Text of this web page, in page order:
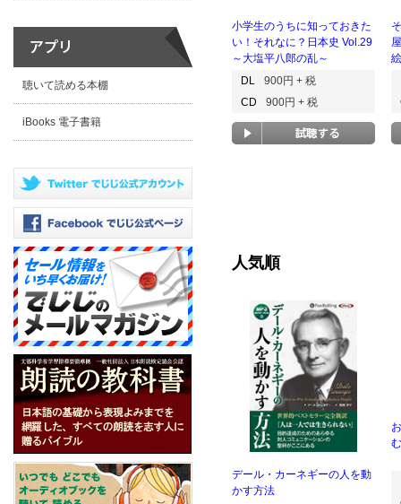
聴いて読める本棚
iBooks 電子書籍
小学生のうちに知っておきた
い！それなに？日本史 Vol.29
～大塩平八郎の乱～
DL
900円 + 税
CD
900円 + 税
人気順
デール・カーネギーの人を動
かす方法